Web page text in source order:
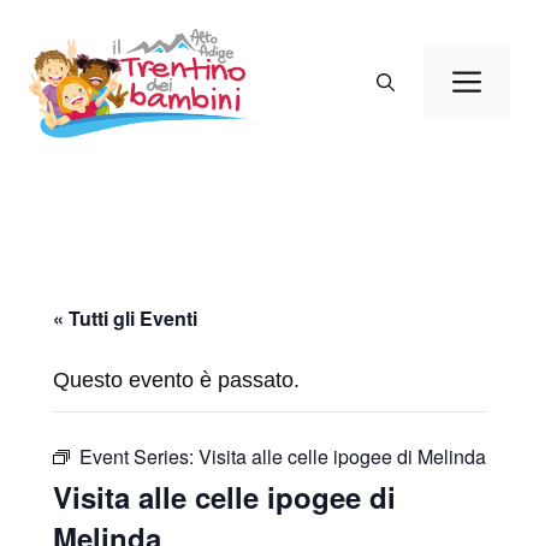
contenuto
« Tutti gli Eventi
Questo evento è passato.
Event Series: Visita alle celle ipogee di Melinda
Visita alle celle ipogee di
Melinda